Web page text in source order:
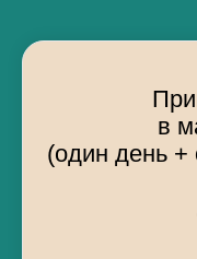
в
(один день +